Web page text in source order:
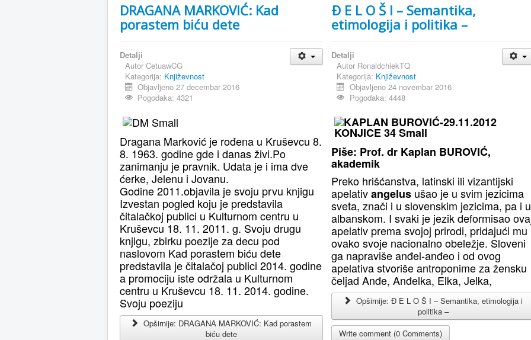
DRAGANA MARKOVIĆ: Kad
porastem biću dete
Detalji
Autor CetuawCG
Kategorija: Književnost
Objavljeno 27 decembar 2016
Pogodaka: 4321
Dragana Marković je rođena u Kruševcu 8.
8. 1963. godine gde i danas živi.Po
zanimanju je pravnik. Udata je i ima dve
ćerke, Jelenu i Jovanu.
Godine 2011.objavila je svoju prvu knjigu
Izvestan pogled koju je predstavila
čitalačkoj publici u Kulturnom centru u
Kruševcu 18. 11. 2011. g. Svoju drugu
knjigu, zbirku poezije za decu pod
naslovom Kad porastem biću dete
predstavila je čitalačoj publici 2014. godine
a promociju iste održala u Kulturnom
centru u Kruševcu 18. 11. 2014. godine.
Svoju poeziju
Opširnije: DRAGANA MARKOVIĆ: Kad porastem
biću dete
Ð E L O Š I – Semantika,
etimologija i politika –
Detalji
Autor RonaldchiekTQ
Kategorija: Književnost
Objavljeno 24 novembar 2016
Pogodaka: 4448
Piše: Prof. dr Kaplan BUROVIĆ,
akademik
Preko hrišćanstva, latinski ili vizantijski
apelativangelus ušao je u svim jezicima
sveta, znači i u slovenskim jezicima, pa i u
albanskom. I svaki je jezik deformisao
apelativ prema svojoj prirodi, pridajući mu
ovako svoje nacionalno obeležje. Sloveni
ga napraviše anđel-anđeo i od ovog
apelativa stvoriše antroponime za žensku
čeljad Anđe, Anđelka, Elka, Jelka,
Opširnije: Ð E L O Š I – Semantika, etimologija i
politika –
Write comment (0 Comments)